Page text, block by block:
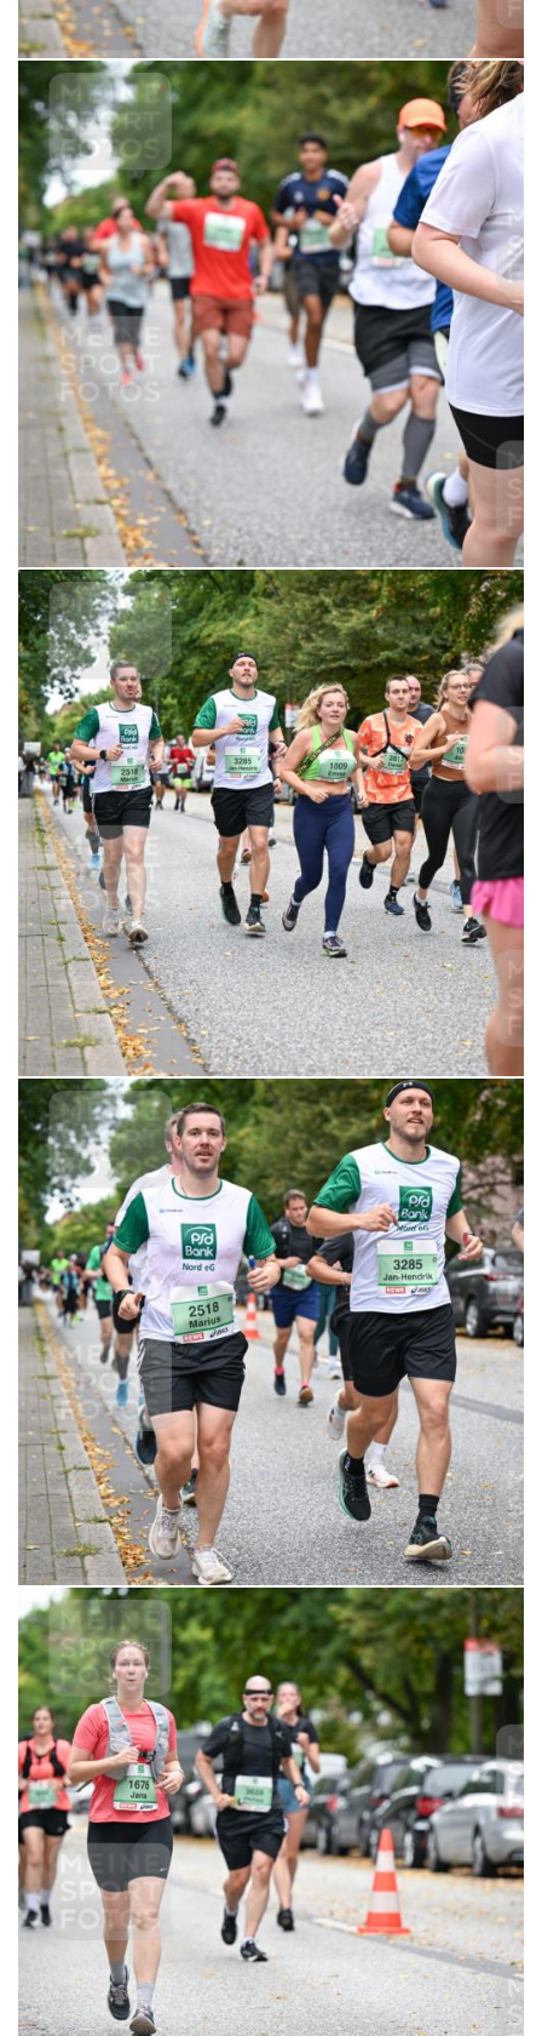
6,99 € MERKEN
21.09.2025 10:43:44
6,99 € MERKEN
21.09.2025 10:51:09
6,99 € MERKEN
21.09.2025 10:51:36
6,99 € MERKEN
21.09.2025 10:51:38